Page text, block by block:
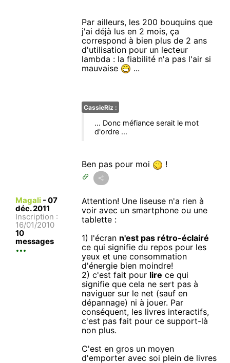
Par ailleurs, les 200 bouquins que
j'ai déjà lus en 2 mois, ça
correspond à bien plus de 2 ans
d'utilisation pour un lecteur
lambda : la fiabilité n'a pas l'air si
mauvaise
...
CassieRiz :
... Donc méfiance serait le mot
d'ordre ...
Ben pas pour moi !
Magali - 07
déc. 2011
Inscription :
16/01/2010
10
messages
Attention! Une liseuse n'a rien à
voir avec un smartphone ou une
tablette :
1) l'écran n'est pas rétro-éclairé
ce qui signifie du repos pour les
yeux et une consommation
d'énergie bien moindre!
2) c'est fait pour lire ce qui
signifie que cela ne sert pas à
naviguer sur le net (sauf en
dépannage) ni à jouer. Par
conséquent, les livres interactifs,
c'est pas fait pour ce support-là
non plus.
C'est en gros un moyen
d'emporter avec soi plein de livres